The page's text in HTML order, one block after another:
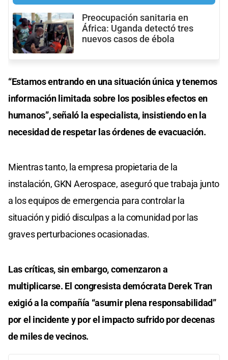
Preocupación sanitaria en
África: Uganda detectó tres
nuevos casos de ébola
“Estamos entrando en una situación única y tenemos
información limitada sobre los posibles efectos en
humanos”, señaló la especialista, insistiendo en la
necesidad de respetar las órdenes de evacuación.
Mientras tanto, la empresa propietaria de la
instalación, GKN Aerospace, aseguró que trabaja junto
a los equipos de emergencia para controlar la
situación y pidió disculpas a la comunidad por las
graves perturbaciones ocasionadas.
Las críticas, sin embargo, comenzaron a
multiplicarse. El congresista demócrata Derek Tran
exigió a la compañía “asumir plena responsabilidad”
por el incidente y por el impacto sufrido por decenas
de miles de vecinos.